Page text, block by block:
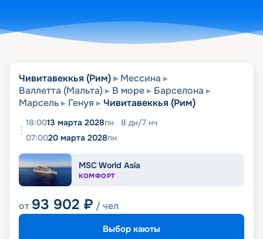
Чивитавеккья (Рим)
Мессина
Валлетта (Мальта)
В море
Барселона
Марсель
Генуя Чивитавеккья (Рим)
18:0013 марта 2028пн 8 дн/7 нч
07:0020 марта 2028пн
MSC World Asia
КОМФОРТ
от 93 902 ₽ / чел
Выбор каюты